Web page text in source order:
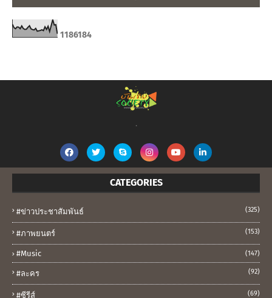
1186184
.
CATEGORIES
#ข่าวประชาสัมพันธ์ (325)
#ภาพยนตร์ (153)
#music (147)
#ละคร (92)
#ซีรีส์ (69)